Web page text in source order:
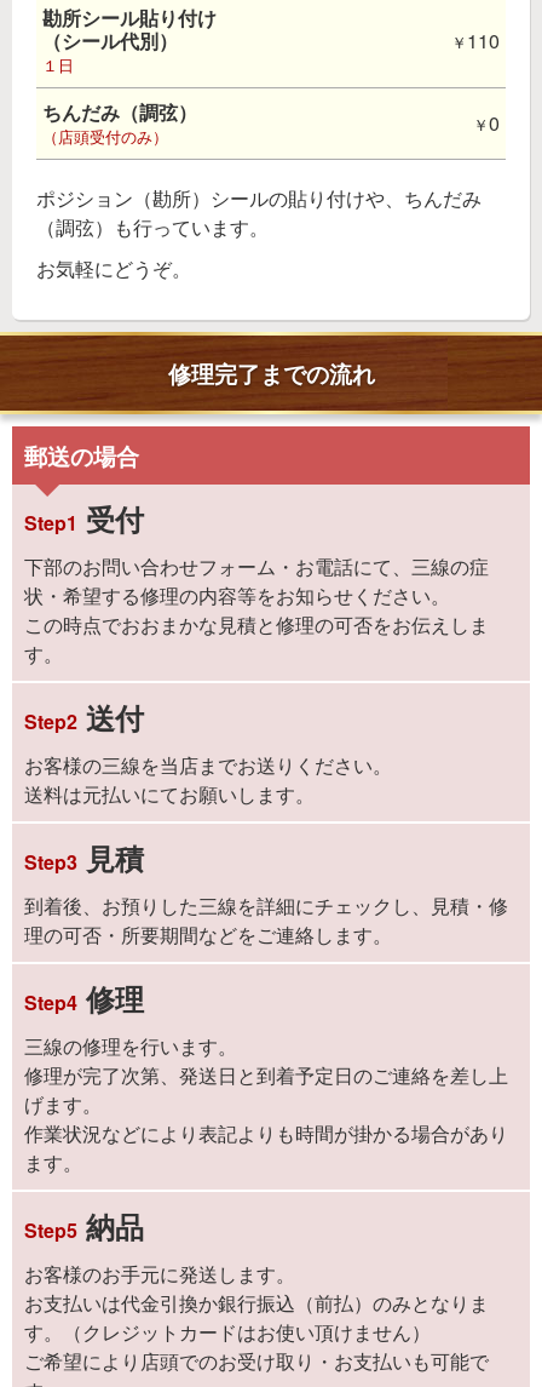
勘所シール貼り付け
（シール代別）
１日
110
ちんだみ（調弦）
（店頭受付のみ） 0
ポジション（勘所）シールの貼り付けや、ちんだみ
（調弦）も行っています。
お気軽にどうぞ。
修理完了までの流れ
郵送の場合
Step1 受付
下部のお問い合わせフォーム・お電話にて、三線の症
状・希望する修理の内容等をお知らせください。
この時点でおおまかな見積と修理の可否をお伝えしま
す。
Step2 送付
お客様の三線を当店までお送りください。
送料は元払いにてお願いします。
Step3 見積
到着後、お預りした三線を詳細にチェックし、見積・修
理の可否・所要期間などをご連絡します。
Step4 修理
三線の修理を行います。
修理が完了次第、発送日と到着予定日のご連絡を差し上
げます。
作業状況などにより表記よりも時間が掛かる場合があり
ます。
Step5 納品
お客様のお手元に発送します。
お支払いは代金引換か銀行振込（前払）のみとなりま
す。（クレジットカードはお使い頂けません）
ご希望により店頭でのお受け取り・お支払いも可能で